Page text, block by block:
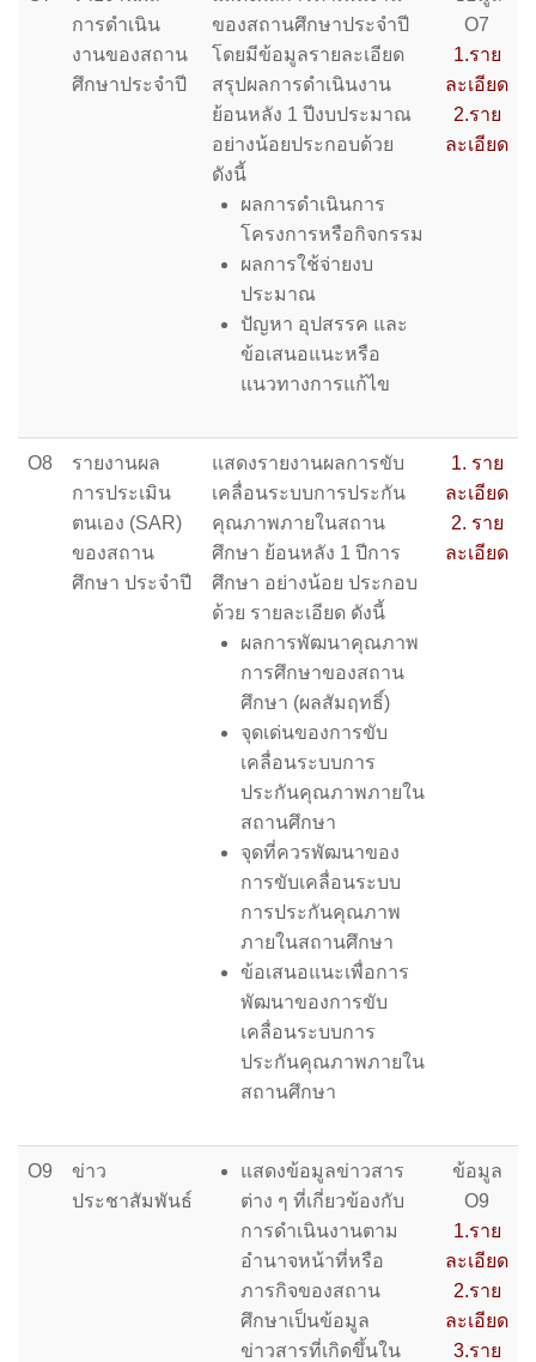
การดำเนิน
งานของสถาน
ศึกษาประจำปี
ของสถานศึกษาประจำปี
โดยมีข้อมูลรายละเอียด
สรุปผลการดำเนินงาน
ย้อนหลัง 1 ปีงบประมาณ
อย่างน้อยประกอบด้วย
ดังนี้
ผลการดำเนินการ
โครงการหรือกิจกรรม
ผลการใช้จ่ายงบ
ประมาณ
ปัญหา อุปสรรค และ
ข้อเสนอแนะหรือ
แนวทางการแก้ไข
O7
1.ราย
ละเอียด
2.ราย
ละเอียด
O8
รายงานผล
การประเมิน
ตนเอง (SAR)
ของสถาน
ศึกษา ประจำปี
แสดงรายงานผลการขับ
เคลื่อนระบบการประกัน
คุณภาพภายในสถาน
ศึกษา ย้อนหลัง 1 ปีการ
ศึกษา อย่างน้อย ประกอบ
ด้วย รายละเอียด ดังนี้
ผลการพัฒนาคุณภาพ
การศึกษาของสถาน
ศึกษา (ผลสัมฤทธิ์)
จุดเด่นของการขับ
เคลื่อนระบบการ
ประกันคุณภาพภายใน
สถานศึกษา
จุดที่ควรพัฒนาของ
การขับเคลื่อนระบบ
การประกันคุณภาพ
ภายในสถานศึกษา
ข้อเสนอแนะเพื่อการ
พัฒนาของการขับ
เคลื่อนระบบการ
ประกันคุณภาพภายใน
สถานศึกษา
1. ราย
ละเอียด
2. ราย
ละเอียด
O9
ข่าว
ประชาสัมพันธ์
แสดงข้อมูลข่าวสาร
ต่าง ๆ ที่เกี่ยวข้องกับ
การดำเนินงานตาม
อำนาจหน้าที่หรือ
ภารกิจของสถาน
ศึกษาเป็นข้อมูล
ข่าวสารที่เกิดขึ้นใน
ข้อมูล
O9
1.ราย
ละเอียด
2.ราย
ละเอียด
3.ราย